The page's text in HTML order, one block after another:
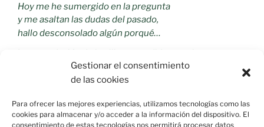
Gestionar el consentimiento
de las cookies
Para ofrecer las mejores experiencias, utilizamos tecnologías como las
cookies para almacenar y/o acceder a la información del dispositivo. El
consentimiento de estas tecnologías nos permitirá procesar datos
Hoy me he sumergido en la pregunta
y me asaltan las dudas del pasado,
hallo desconsolado algún porqué…
La recaudación de los libros vendidos en el acto se
donó a la parroquia.